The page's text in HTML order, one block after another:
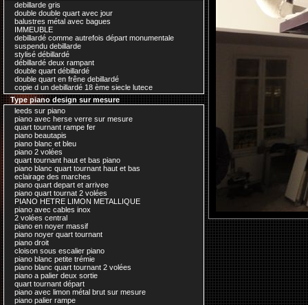
debillarde gris
double double quart avec jour
balustres métal avec bagues
IMMEUBLE
debillardé comme autrefois départ monumentale
suspendu debillarde
stylisé débillardé
débillardé deux rampant
double quart débillardé
double quart en frêne debillardé
copie d un debillardé 18 ème siecle lutece
Type piano design sur mesure
leeds sur piano
piano avec herse verre sur mesure
quart tournant rampe fer
piano beautapis
piano blanc et bleu
piano 2 volées
quart tournant haut et bas piano
piano blanc quart tournant haut et bas
eclairage des marches
piano quart depart et arrivee
piano quart tournat 2 volées
PIANO HETRE LIMON METALLIQUE
piano avec cables inox
2 volées central
piano en noyer massif
piano noyer quart tournant
piano droit
cloison sous escalier piano
piano blanc petite trémie
piano blanc quart tournant 2 volées
piano a palier deux sortie
quart tournant départ
piano avec limon métal brut sur mesure
piano palier rampe